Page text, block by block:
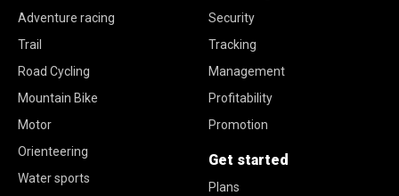
Adventure racing
Trail
Road Cycling
Mountain Bike
Motor
Orienteering
Water sports
Security
Tracking
Management
Profitability
Promotion
Get started
Plans